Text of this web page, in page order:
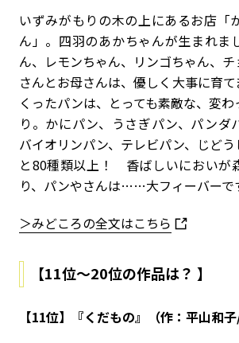
いずみがもりの木の上にあるお店「
ん」。四羽のあかちゃんが生まれま
ん、レモンちゃん、リンゴちゃん、
さんとお母さんは、優しく大事に育
くったパンは、とっても素敵な、変
り。かにパン、うさぎパン、パンダ
バイオリンパン、テレビパン、じど
と80種類以上！ 香ばしいにおいが
り、パンやさんは……大フィーバーで
＞みどころの全文はこちら
【11位～20位の作品は？ 】
【11位】『くだもの』（作：平山和子